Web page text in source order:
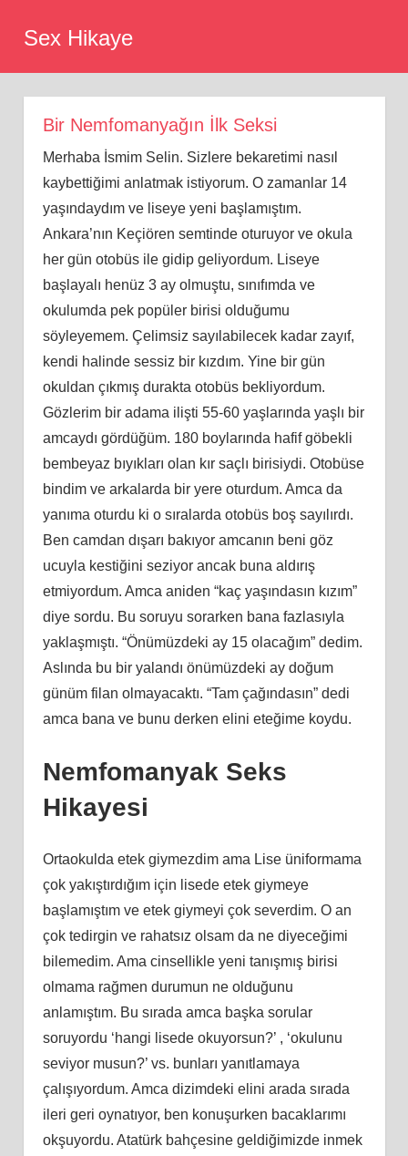
Sex Hikaye
Bir Nemfomanyağın İlk Seksi
Merhaba İsmim Selin. Sizlere bekaretimi nasıl
kaybettiğimi anlatmak istiyorum. O zamanlar 14
yaşındaydım ve liseye yeni başlamıştım.
Ankara’nın Keçiören semtinde oturuyor ve okula
her gün otobüs ile gidip geliyordum. Liseye
başlayalı henüz 3 ay olmuştu, sınıfımda ve
okulumda pek popüler birisi olduğumu
söyleyemem. Çelimsiz sayılabilecek kadar zayıf,
kendi halinde sessiz bir kızdım. Yine bir gün
okuldan çıkmış durakta otobüs bekliyordum.
Gözlerim bir adama ilişti 55-60 yaşlarında yaşlı bir
amcaydı gördüğüm. 180 boylarında hafif göbekli
bembeyaz bıyıkları olan kır saçlı birisiydi. Otobüse
bindim ve arkalarda bir yere oturdum. Amca da
yanıma oturdu ki o sıralarda otobüs boş sayılırdı.
Ben camdan dışarı bakıyor amcanın beni göz
ucuyla kestiğini seziyor ancak buna aldırış
etmiyordum. Amca aniden “kaç yaşındasın kızım”
diye sordu. Bu soruyu sorarken bana fazlasıyla
yaklaşmıştı. “Önümüzdeki ay 15 olacağım” dedim.
Aslında bu bir yalandı önümüzdeki ay doğum
günüm filan olmayacaktı. “Tam çağındasın” dedi
amca bana ve bunu derken elini eteğime koydu.
Nemfomanyak Seks
Hikayesi
Ortaokulda etek giymezdim ama Lise üniformama
çok yakıştırdığım için lisede etek giymeye
başlamıştım ve etek giymeyi çok severdim. O an
çok tedirgin ve rahatsız olsam da ne diyeceğimi
bilemedim. Ama cinsellikle yeni tanışmış birisi
olmama rağmen durumun ne olduğunu
anlamıştım. Bu sırada amca başka sorular
soruyordu ‘hangi lisede okuyorsun?’ , ‘okulunu
seviyor musun?’ vs. bunları yanıtlamaya
çalışıyordum. Amca dizimdeki elini arada sırada
ileri geri oynatıyor, ben konuşurken bacaklarımı
okşuyordu. Atatürk bahçesine geldiğimizde inmek